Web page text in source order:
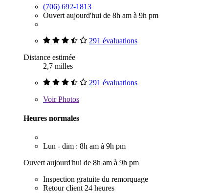
(706) 692-1813
Ouvert aujourd'hui de 8h am à 9h pm
291 évaluations
Distance estimée
2,7 milles
291 évaluations
VoirPhotos
Heures normales
Lun - dim : 8h am à 9h pm
Ouvert aujourd'hui de 8h am à 9h pm
Inspection gratuite du remorquage
Retour client 24 heures